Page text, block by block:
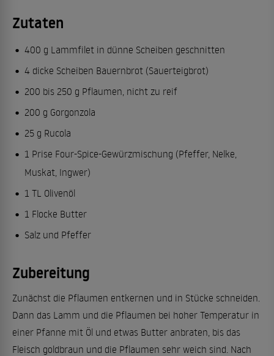
Zutaten
400 g Lammfilet in dünne Scheiben geschnitten
4 dicke Scheiben Bauernbrot (Sauerteigbrot)
200 bis 250 g Pflaumen, nicht zu reif
200 g Gorgonzola
25 g Rucola
1 Prise Four-Spice-Gewürzmischung (Pfeffer, Nelke,
Muskat, Ingwer)
1 TL Olivenöl
1 Flocke Butter
Salz und Pfeffer
Zubereitung
Zunächst die Pflaumen entkernen und in Stücke schneiden.
Dann das Lamm und die Pflaumen bei hoher Temperatur in
einer Pfanne mit Öl und etwas Butter anbraten, bis das
Fleisch goldbraun und die Pflaumen sehr weich sind. Nach